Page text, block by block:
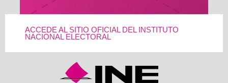
ACCEDE AL SITIO OFICIAL DEL INSTITUTO
NACIONAL ELECTORAL